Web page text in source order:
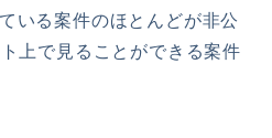
いる案件のほとんどが非公
上で見ることができる案件